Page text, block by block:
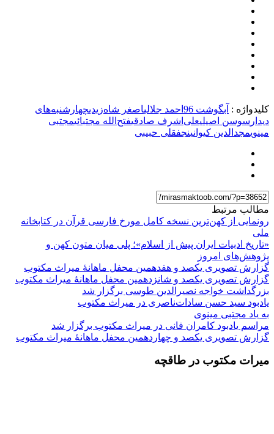
کلیدواژه : آبگوشت 96 احمد جلالیاصغر شاه‌زیدیچهارشنبه‌های
دیدار سوسن اصیلیعلی‌اشرف صادقیفتح‌الله مجتبائیمجتبی
مینویمجدالدین کیوانینجفقلی حبیبی
مطالب مرتبط
رونمایی از کهن‌ترین نسخه کامل مورخ فارسی قرآن در کتابخانه
ملی
«تاریخ ادبیات ایران پیش از اسلام»؛ پلی میان متون کهن و
پژوهش‌های امروز
گزارش تصویری یکصد و هفدهمین محفل ماهانۀ میراث مکتوب
گزارش تصویری یکصد و شانزدهمین محفل ماهانۀ میراث مکتوب
بزرگداشت خواجه نصیرالدین طوسی برگزار شد
یادبود سید حسن سادات‌ناصری در میراث مکتوب
به یاد مجتبی مینوی
مراسم یادبود کامران فانی در میراث مکتوب برگزار شد
گزارش تصویری یکصد و چهاردهمین محفل ماهانۀ میراث مکتوب
میرات مکتوب در طاقچه